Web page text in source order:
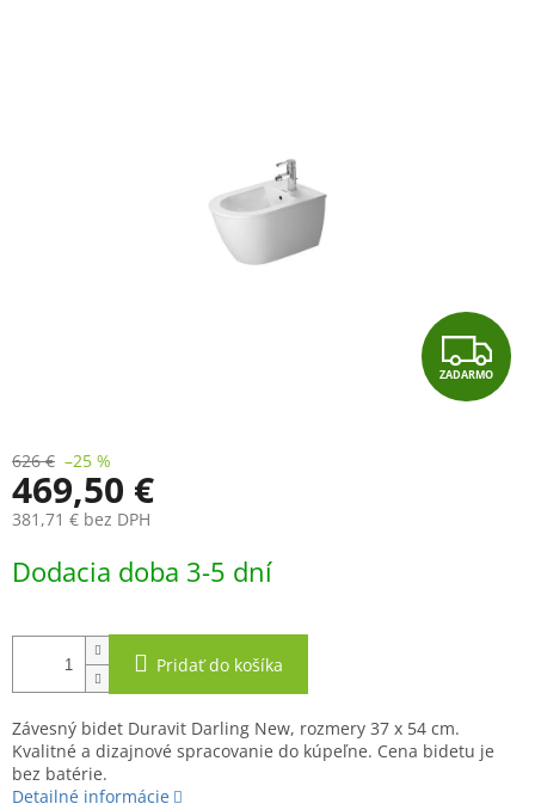
Z
A
ZADARMO
626 € –25 %
469,50 €
381,71 € bez DPH
cena:
Dodacia doba 3-5 dní
Pridať do košíka
Závesný bidet Duravit Darling New, rozmery 37 x 54 cm.
Kvalitné a dizajnové spracovanie do kúpeľne. Cena bidetu je
bez batérie.
Detailné informácie